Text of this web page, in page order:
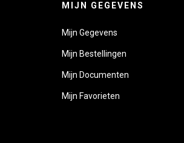
MIJN GEGEVENS
Mijn Gegevens
Mijn Bestellingen
Mijn Documenten
Mijn Favorieten